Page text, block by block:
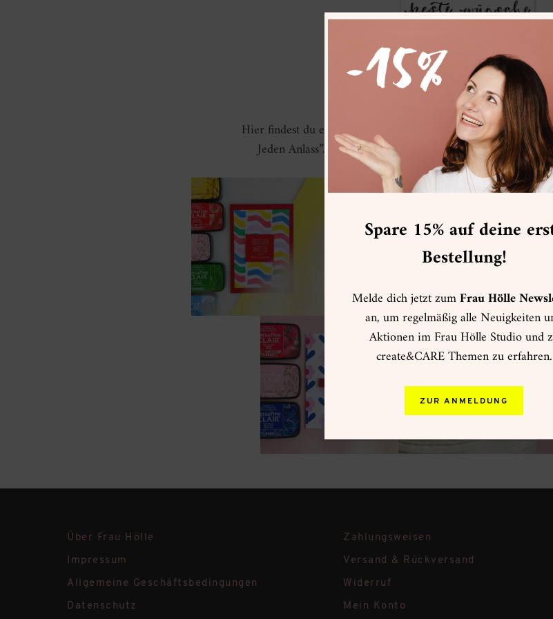
Hier findest du eineÜbersicht verschiedener
Jeden Anlass”. Die dafür verwendeten Produkte findest du
Über Frau Hölle
Impressum
Allgemeine Geschäftsbedingungen
Datenschutz
Zahlungsweisen
Versand & Rückversand
Widerruf
Mein Konto
Spare 15% auf deine
Bestellung!
Melde dich jetzt zumFrau Hölle
an, um regelmäßig alle Neuigkeiten
Aktionen im Frau Hölle Studio und
create&CARE Themen zu erfahren.
ZUR ANMELDUNG